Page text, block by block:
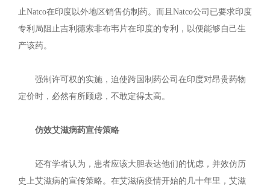
止Natco在印度以外地区销售仿制药。而且Natco公司已要求印度
专利局阻止吉利德索非布韦片在印度的专利，以便能够自己生
产该药。
强制许可权的实施，迫使跨国制药公司在印度对昂贵药物
定价时，必然有所顾虑，不敢定得太高。
仿效艾滋病药宣传策略
还有学者认为，患者应该大胆表达他们的忧虑，并效仿历
史上艾滋病的宣传策略。在艾滋病疫情开始的几十年里，艾滋